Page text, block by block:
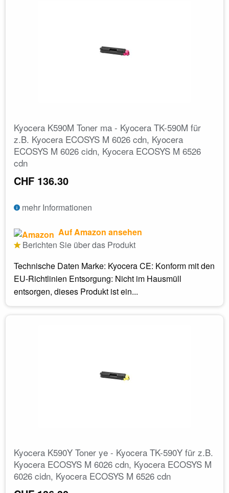
Kyocera K590M Toner ma - Kyocera TK-590M für
z.B. Kyocera ECOSYS M 6026 cdn, Kyocera
ECOSYS M 6026 cidn, Kyocera ECOSYS M 6526
cdn
CHF 136.30
mehr Informationen
Auf Amazon ansehen
Berichten Sie über das Produkt
Technische Daten Marke: Kyocera CE: Konform mit den
EU-Richtlinien Entsorgung: Nicht im Hausmüll
entsorgen, dieses Produkt ist ein...
Kyocera K590Y Toner ye - Kyocera TK-590Y für z.B.
Kyocera ECOSYS M 6026 cdn, Kyocera ECOSYS M
6026 cidn, Kyocera ECOSYS M 6526 cdn